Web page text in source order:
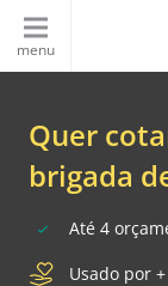
menu
Quer
brigada
Até 4
Usado por